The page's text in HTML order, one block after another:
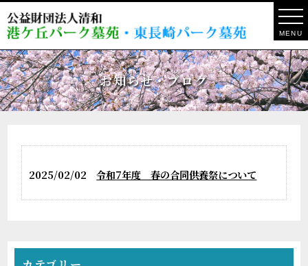
MENU
お知らせ・ブログ
2025/02/02 令和7年度 春の合同供養祭について